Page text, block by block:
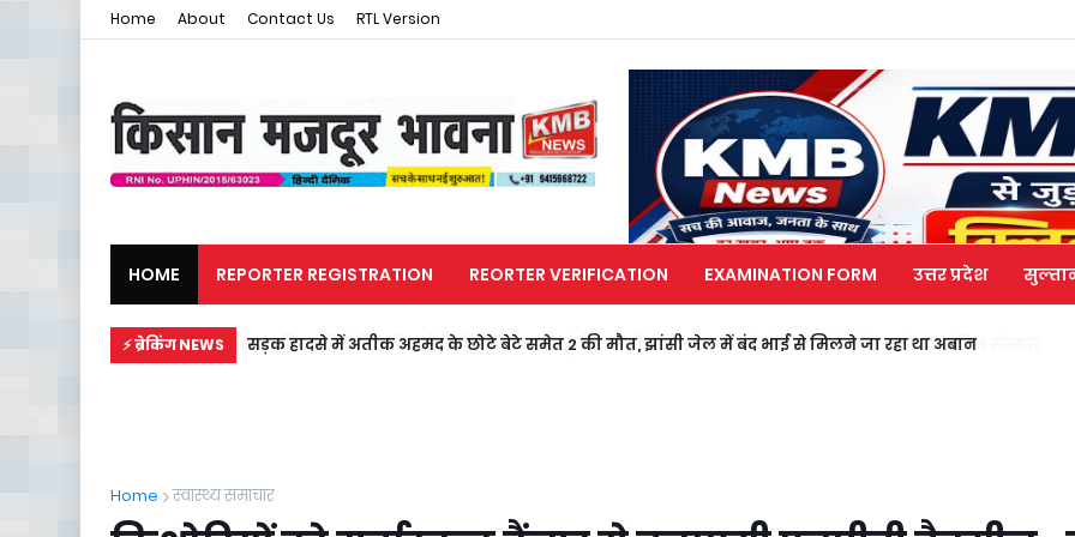
Home About Contact Us RTL Version
HOME REPORTER REGISTRATION REORTER VERIFICATION EXAMINATION FORM उत्तर प्रदेश
मजदूर समाचार राजनीति
⚡ ब्रेकिंग NEWS सड़क हादसे में अतीक अहमद के छोटे बेटे समेत 2 की मौत, झांसी जेल में बंद भाई से मिलने जा रहा था अबान
Home स्वास्थ्य समाचार